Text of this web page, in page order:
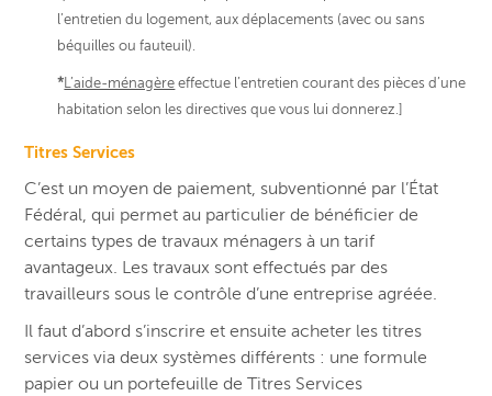
l’entretien du logement, aux déplacements (avec ou sans
béquilles ou fauteuil).
*L’aide-ménagère effectue l’entretien courant des pièces d’une
habitation selon les directives que vous lui donnerez.]
Titres Services
C’est un moyen de paiement, subventionné par l’État
Fédéral, qui permet au particulier de bénéficier de
certains types de travaux ménagers à un tarif
avantageux. Les travaux sont effectués par des
travailleurs sous le contrôle d’une entreprise agréée.
Il faut d’abord s’inscrire et ensuite acheter les titres
services via deux systèmes différents : une formule
papier ou un portefeuille de Titres Services